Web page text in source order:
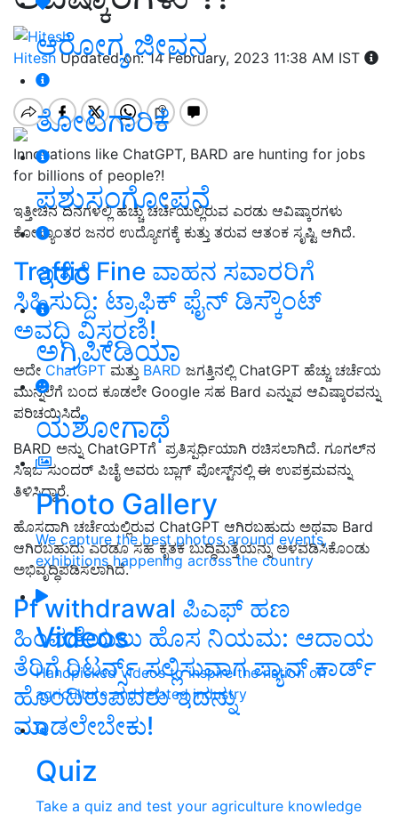
ಆರೋಗ್ಯ ಜೀವನ
ತೋಟಗಾರಿಕೆ
ಪಶುಸಂಗೋಪನೆ
ಇತರೆ
ಅಗ್ರಿಪೀಡಿಯಾ
ಯಶೋಗಾಥೆ
Photo Gallery
We capture the best photos around events,
exhibitions happening across the country
Videos
Handpicked videos to inspire the nation on
agriculture and related industry
Quiz
Take a quiz and test your agriculture knowledge
Hitesh Updated on: 14 February, 2023 11:38 AM IST
Innovations like ChatGPT, BARD are hunting for jobs
for billions of people?!
ಇತ್ತೀಚಿನ ದಿನಗಳಲ್ಲಿ ಹೆಚ್ಚು ಚರ್ಚೆಯಲ್ಲಿರುವ ಎರಡು ಆವಿಷ್ಕಾರಗಳು
ಕೋಟ್ಯಾಂತರ ಜನರ ಉದ್ಯೋಗಕ್ಕೆ ಕುತ್ತು ತರುವ ಆತಂಕ ಸೃಷ್ಟಿ ಆಗಿದೆ.
Traffic Fine ವಾಹನ ಸವಾರರಿಗೆ
ಸಿಹಿಸುದ್ದಿ: ಟ್ರಾಫಿಕ್‌ ಫೈನ್‌ ಡಿಸ್ಕೌಂಟ್‌
ಅವಧಿ ವಿಸ್ತರಣಿ!
ಅದೇ ChatGPT ಮತ್ತು BARD ಜಗತ್ತಿನಲ್ಲಿ ChatGPT ಹೆಚ್ಚು ಚರ್ಚೆಯ
ಮುನ್ನೆಲೆಗೆ ಬಂದ ಕೂಡಲೇ Google ಸಹ Bard ಎನ್ನುವ ಆವಿಷ್ಕಾರವನ್ನು
ಪರಿಚಯಿಸಿದೆ.
BARD ಅನ್ನು ChatGPTಗೆ ಪ್ರತಿಸ್ಪರ್ಧಿಯಾಗಿ ರಚಿಸಲಾಗಿದೆ. ಗೂಗಲ್‌ನ
ಸಿಇಒ ಸುಂದರ್ ಪಿಚೈ ಅವರು ಬ್ಲಾಗ್ ಪೋಸ್ಟ್‌ನಲ್ಲಿ ಈ ಉಪಕ್ರಮವನ್ನು
ತಿಳಿಸಿದ್ದಾರೆ.
ಹೊಸದಾಗಿ ಚರ್ಚೆಯಲ್ಲಿರುವ ChatGPT ಆಗಿರಬಹುದು ಅಥವಾ Bard
ಆಗಿರಬಹುದು ಎರಡೂ ಸಹ ಕೃತಕ ಬುದ್ಧಿಮತ್ತೆಯನ್ನು ಅಳವಡಿಸಿಕೊಂಡು
ಅಭಿವೃದ್ಧಿಪಡಿಸಲಾಗಿದೆ.
Pf withdrawal ಪಿಎಫ್ ಹಣ
ಹಿಂಪಡೆಯಲು ಹೊಸ ನಿಯಮ: ಆದಾಯ
ತೆರಿಗೆ ರಿಟರ್ನ್ಸ್ ಸಲ್ಲಿಸುವಾಗ ಪ್ಯಾನ್ ಕಾರ್ಡ್
ಹೊಂದಿರುವವರು ಇದನ್ನು
ಮಾಡಲೇಬೇಕು!